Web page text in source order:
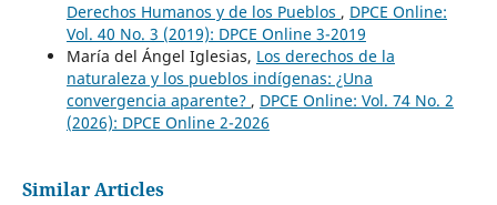
Derechos Humanos y de los Pueblos , DPCE Online:
Vol. 40 No. 3 (2019): DPCE Online 3-2019
María del Ángel Iglesias, Los derechos de la
naturaleza y los pueblos indígenas: ¿Una
convergencia aparente? , DPCE Online: Vol. 74 No. 2
(2026): DPCE Online 2-2026
Similar Articles